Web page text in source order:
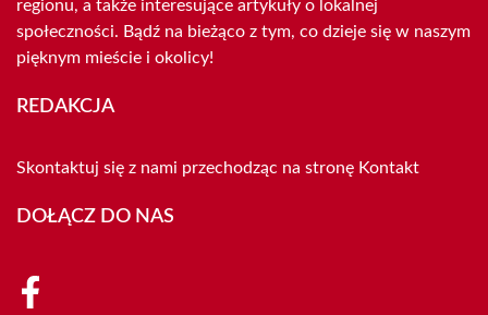
regionu, a także interesujące artykuły o lokalnej
społeczności. Bądź na bieżąco z tym, co dzieje się w naszym
pięknym mieście i okolicy!
REDAKCJA
Skontaktuj się z nami przechodząc na stronę Kontakt
DOŁĄCZ DO NAS